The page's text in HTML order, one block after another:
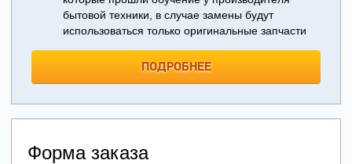
бытовой техники, в случае замены будут
использоваться только оригинальные запчасти
ПОДРОБНЕЕ
Форма заказа